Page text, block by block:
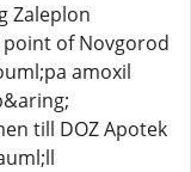
Zaleplon
of Novgorod
amoxil
till DOZ Apotek